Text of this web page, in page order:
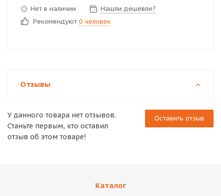
Нет в наличии
Нашли дешевле?
Рекомендуют 0 человек
Отзывы
Оставить отзыв
У данного товара нет отзывов.
Станьте первым, кто оставил
отзыв об этом товаре!
Каталог